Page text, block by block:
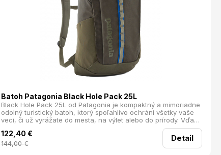
Batoh Patagonia Black Hole Pack 25L
Black Hole Pack 25L od Patagonia je kompaktný a mimoriadne
odolný turistický batoh, ktorý spoľahlivo ochráni všetky vaše
veci, či už vyrážate do mesta, na výlet alebo do prírody. Vďaka
pevnej konštrukcii a premyslenému usporiadaniu ponúka
dostatok priestoru na mikinu, notebook aj nepremokavé
pončo. Ak máte radi poriadok, tento batoh vás nesklame.
Množstvo praktických vreciek umožní bezpečné uloženie
122,40 €
144,00€
Detail